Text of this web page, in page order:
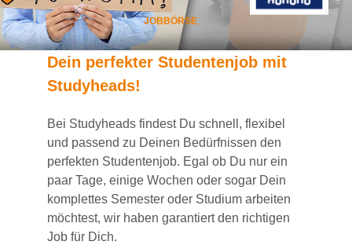
JOBBÖRSE
Dein perfekter Studentenjob mit
Studyheads!
Bei Studyheads findest Du schnell, flexibel
und passend zu Deinen Bedürfnissen den
perfekten Studentenjob. Egal ob Du nur ein
paar Tage, einige Wochen oder sogar Dein
komplettes Semester oder Studium arbeiten
möchtest, wir haben garantiertden richtigen
Job für Dich.